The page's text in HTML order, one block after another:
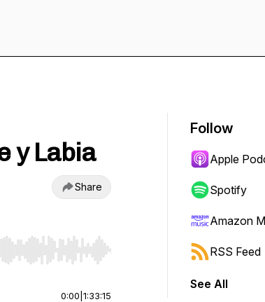
y Labia
Share
jump to start or end. Hold shift to jump forward or
0:00 1:33:15
Follow
Apple
Spotify
Amazon
RSS Feed
See All